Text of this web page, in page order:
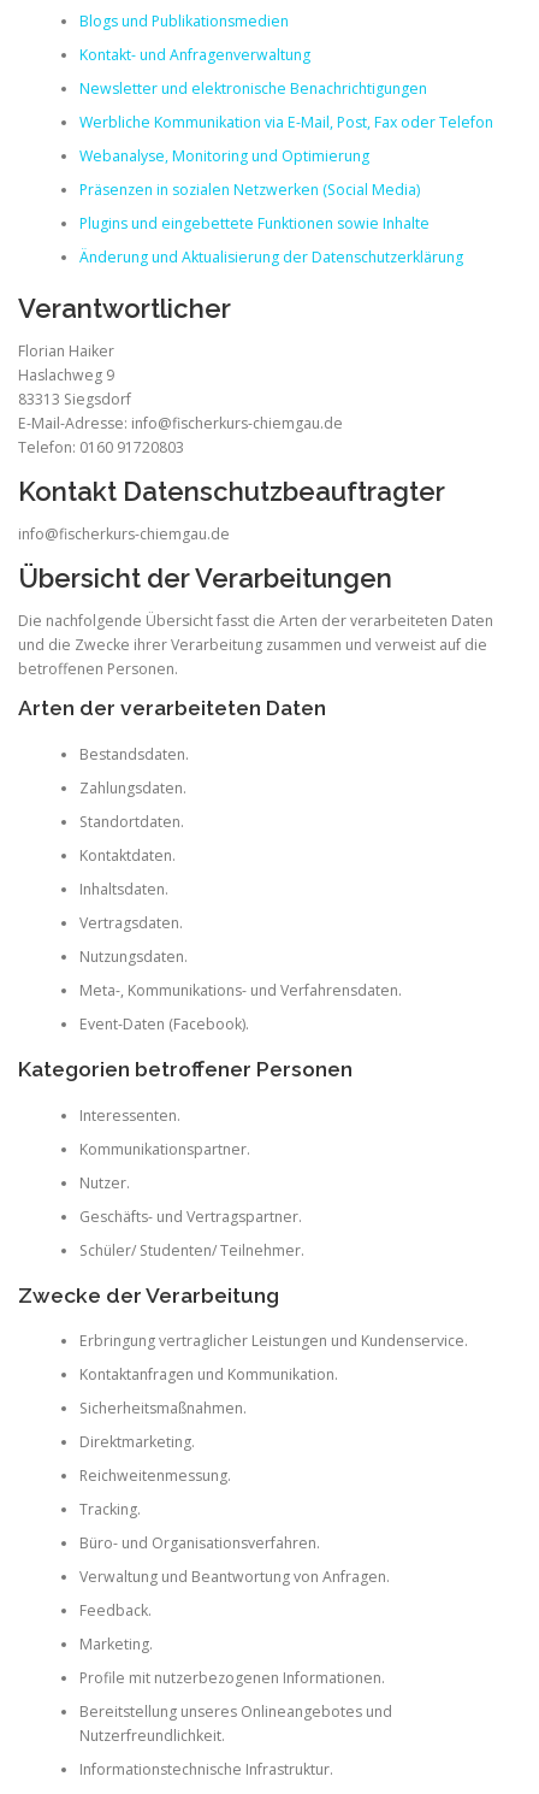
Blogs und Publikationsmedien
Kontakt- und Anfragenverwaltung
Newsletter und elektronische Benachrichtigungen
Werbliche Kommunikation via E-Mail, Post, Fax oder Telefon
Webanalyse, Monitoring und Optimierung
Präsenzen in sozialen Netzwerken (Social Media)
Plugins und eingebettete Funktionen sowie Inhalte
Änderung und Aktualisierung der Datenschutzerklärung
Verantwortlicher
Florian Haiker
Haslachweg 9
83313 Siegsdorf
E-Mail-Adresse: info@fischerkurs-chiemgau.de
Telefon: 0160 91720803
Kontakt Datenschutzbeauftragter
info@fischerkurs-chiemgau.de
Übersicht der Verarbeitungen
Die nachfolgende Übersicht fasst die Arten der verarbeiteten Daten
und die Zwecke ihrer Verarbeitung zusammen und verweist auf die
betroffenen Personen.
Arten der verarbeiteten Daten
Bestandsdaten.
Zahlungsdaten.
Standortdaten.
Kontaktdaten.
Inhaltsdaten.
Vertragsdaten.
Nutzungsdaten.
Meta-, Kommunikations- und Verfahrensdaten.
Event-Daten (Facebook).
Kategorien betroffener Personen
Interessenten.
Kommunikationspartner.
Nutzer.
Geschäfts- und Vertragspartner.
Schüler/ Studenten/ Teilnehmer.
Zwecke der Verarbeitung
Erbringung vertraglicher Leistungen und Kundenservice.
Kontaktanfragen und Kommunikation.
Sicherheitsmaßnahmen.
Direktmarketing.
Reichweitenmessung.
Tracking.
Büro- und Organisationsverfahren.
Verwaltung und Beantwortung von Anfragen.
Feedback.
Marketing.
Profile mit nutzerbezogenen Informationen.
Bereitstellung unseres Onlineangebotes und
Nutzerfreundlichkeit.
Informationstechnische Infrastruktur.